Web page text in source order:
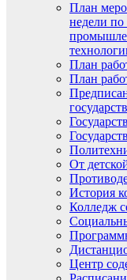
План
недели
План
План
От
История
Колледж
Центр